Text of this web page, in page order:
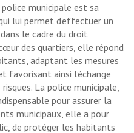
police municipale est sa
lui permet d’effectuer un
le cadre du droit
des quartiers, elle répond
adaptant les mesures
favorisant ainsi l’échange
La police municipale,
pour assurer la
municipaux, elle a pour
de protéger les habitants